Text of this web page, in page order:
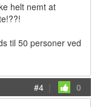
helt nemt at
til 50 personer ved
#4 | 0